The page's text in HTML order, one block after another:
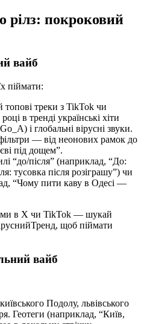
рілз: покроковий
вайб
піймати:
топові треки з TikTok чи
в тренді українські хіти
і глобальні вірусні звуки.
— від неонових рамок до
під дощем”.
“до/після” (наприклад, “До:
тусовка після розіграшу”) чи
“Чому пити каву в Одесі —
в X чи TikTok — шукай
щоб піймати
вайб
Подолу, львівського
Геотеги (наприклад, “Київ,